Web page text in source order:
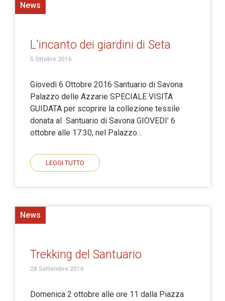
News
L'incanto dei giardini di Seta
5 Ottobre 2016
Giovedì 6 Ottobre 2016 Santuario di Savona
Palazzo delle Azzarie SPECIALE VISITA
GUIDATA per scoprire la collezione tessile
donata al Santuario di Savona GIOVEDI’ 6
ottobre alle 17.30, nel Palazzo…
LEGGI TUTTO
News
Trekking del Santuario
28 Settembre 2016
Domenica 2 ottobre alle ore 11 dalla Piazza